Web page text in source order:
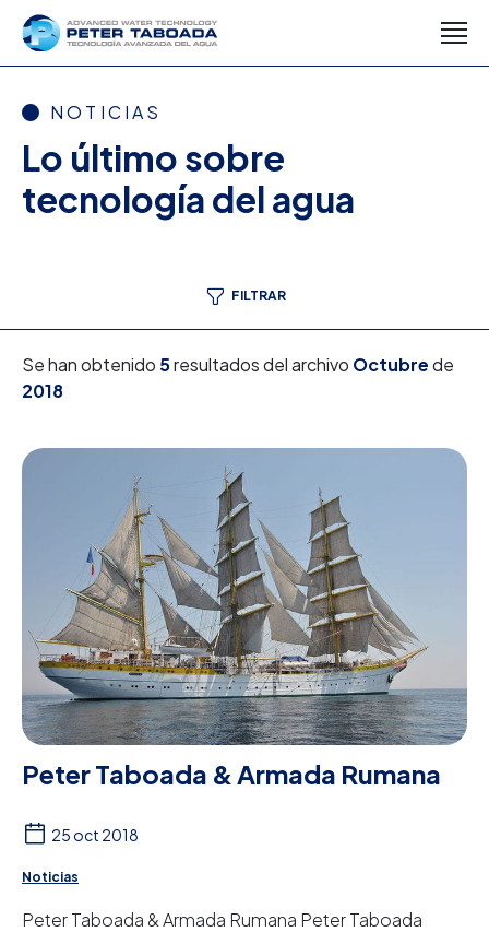
NOTICIAS
Lo último sobre
tecnología del agua
FILTRAR
Se han obtenido 5resultados del archivo Octubrede
2018
Peter Taboada & Armada Rumana
25 oct 2018
Noticias
Peter Taboada & Armada Rumana Peter Taboada